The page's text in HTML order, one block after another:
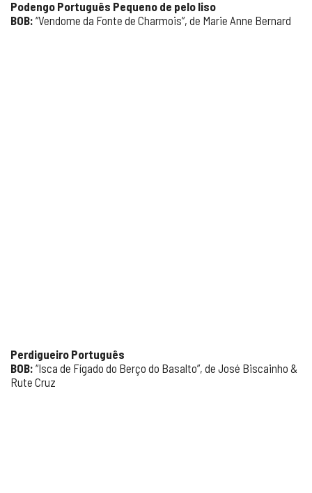
Podengo Português Pequeno de pelo liso
BOB: “Vendome da Fonte de Charmois”, de Marie Anne Bernard
Perdigueiro Português
BOB: “Isca de Fígado do Berço do Basalto”, de José Biscainho &
Rute Cruz